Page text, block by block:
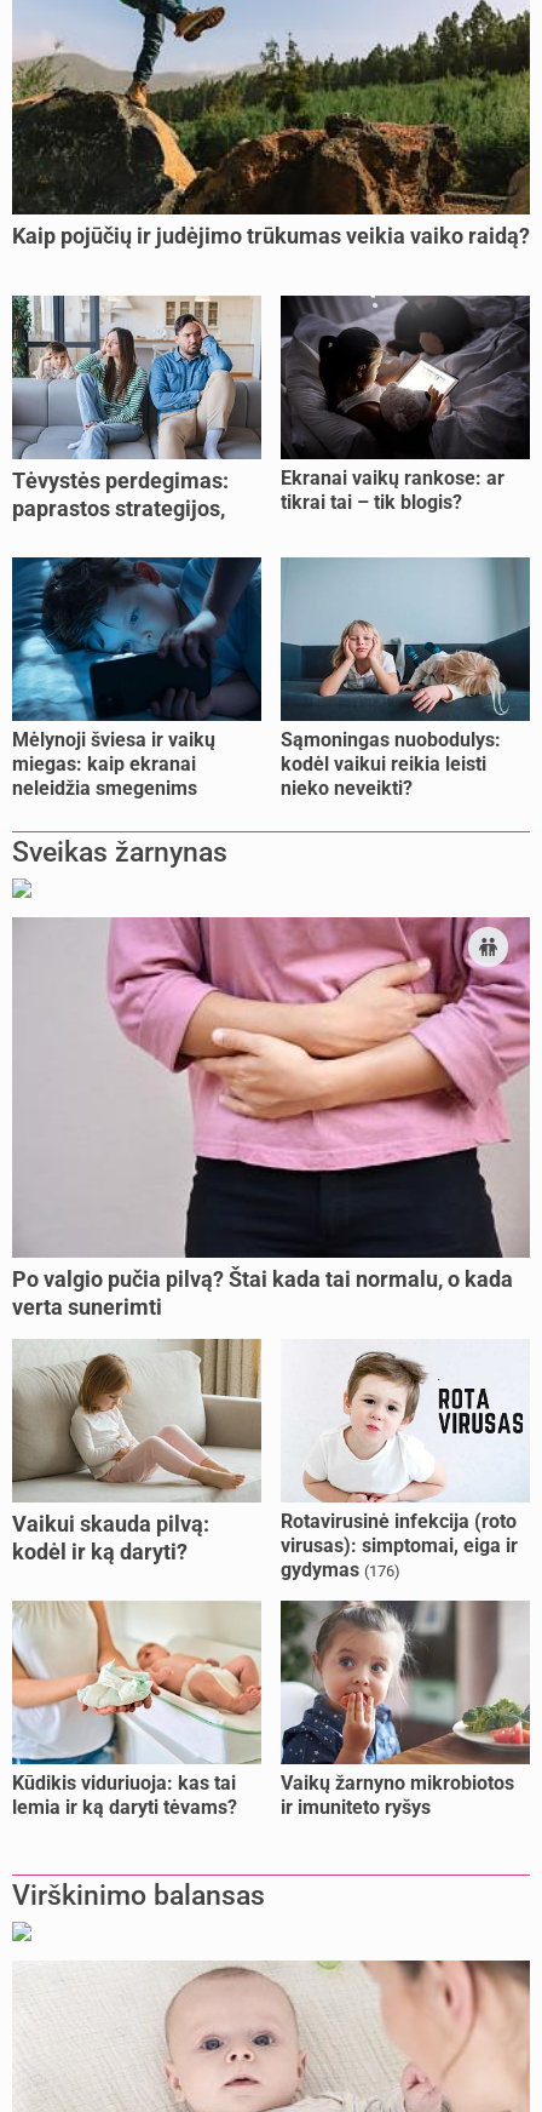
Kaip pojūčių ir judėjimo trūkumas veikia vaiko raidą?
Tėvystės perdegimas:
paprastos strategijos,
jėgas
Ekranai vaikų rankose: ar
tikrai tai – tik blogis?
Mėlynoji šviesa ir vaikų
miegas: kaip ekranai
neleidžia smegenims
Sąmoningas nuobodulys:
kodėl vaikui reikia leisti
nieko neveikti?
Sveikas žarnynas
Po valgio pučia pilvą? Štai kada tai normalu, o kada
verta sunerimti
Vaikui skauda pilvą:
kodėl ir ką daryti?
Rotavirusinė infekcija (roto
virusas): simptomai, eiga ir
gydymas (176)
Kūdikis viduriuoja: kas tai
lemia ir ką daryti tėvams?
Vaikų žarnyno mikrobiotos
ir imuniteto ryšys
Virškinimo balansas